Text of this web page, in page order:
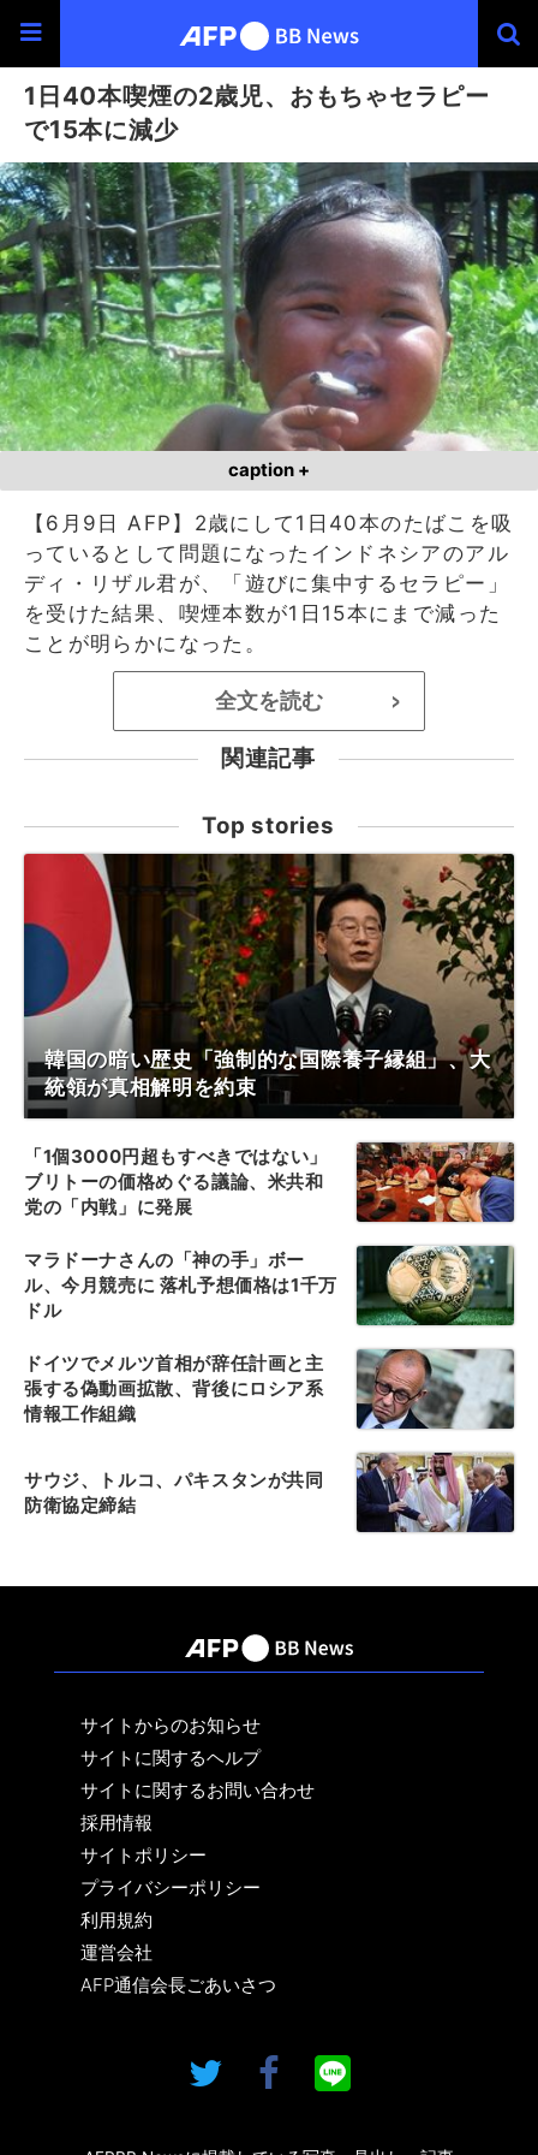
1日40本喫煙の2歳児、おもちゃセラピー
で15本に減少
caption +
【6月9日 AFP】2歳にして1日40本のたばこを吸
っているとして問題になったインドネシアのアル
ディ・リザル君が、「遊びに集中するセラピー」
を受けた結果、喫煙本数が1日15本にまで減った
ことが明らかになった。
全文を読む >
関連記事
Top stories
韓国の暗い歴史「強制的な国際養子縁組」、大
統領が真相解明を約束
「1個3000円超もすべきではない」
ブリトーの価格めぐる議論、米共和
党の「内戦」に発展
マラドーナさんの「神の手」ボー
ル、今月競売に 落札予想価格は1千万
ドル
ドイツでメルツ首相が辞任計画と主
張する偽動画拡散、背後にロシア系
情報工作組織
サウジ、トルコ、パキスタンが共同
防衛協定締結
サイトからのお知らせ
サイトに関するヘルプ
サイトに関するお問い合わせ
採用情報
サイトポリシー
プライバシーポリシー
利用規約
運営会社
AFP通信会長ごあいさつ